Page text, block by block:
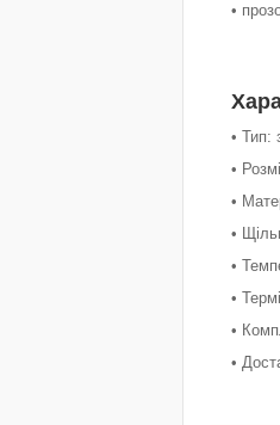
•
• Тип:
•
•
•
•
•
•
•